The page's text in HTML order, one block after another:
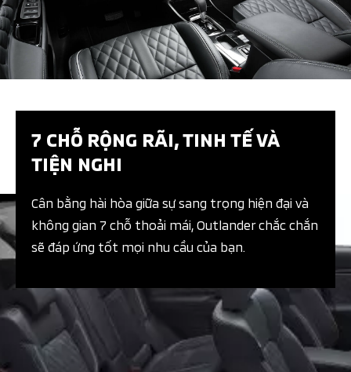
7 CHỖ RỘNG RÃI, TINH TẾ VÀ
TIỆN NGHI​
Cân bằng hài hòa giữa sự sang trọng hiện đại và
không gian 7 chỗ thoải mái, Outlander chắc chắn
sẽ đáp ứng tốt mọi nhu cầu của bạn.​